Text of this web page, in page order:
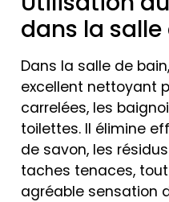
dans la
Dans la salle de
excellent nettoyant
carrelées, les
toilettes. Il élimine
de savon, les
taches tenaces,
agréable sensation